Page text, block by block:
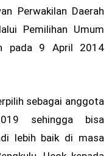
Perwakilan Daerah
Pemilihan Umum
pada 9 April 2014
sebagai anggota
sehingga bisa
lebih baik di masa